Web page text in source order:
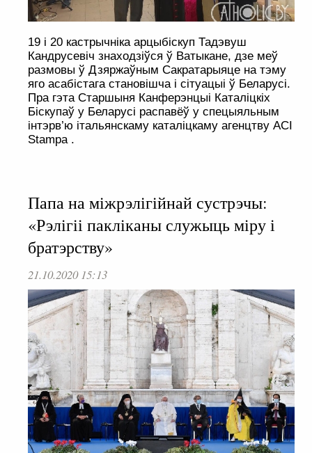
19 і 20 кастрычніка арцыбіскуп Тадэвуш
Кандрусевіч знаходзіўся ў Ватыкане, дзе меў
размовы ў Дзяржаўным Сакратарыяце на тэму
яго асабістага становішча і сітуацыі ў Беларусі.
Пра гэта Старшыня Канферэнцыі Каталіцкіх
Біскупаў у Беларусі распавёў у спецыяльным
інтэрв’ю італьянскаму каталіцкаму агенцтву ACI
Stampa .
Папа на міжрэлігійнай сустрэчы:
«Рэлігіі пакліканы служыць міру і
братэрству»
21.10.2020 15:13